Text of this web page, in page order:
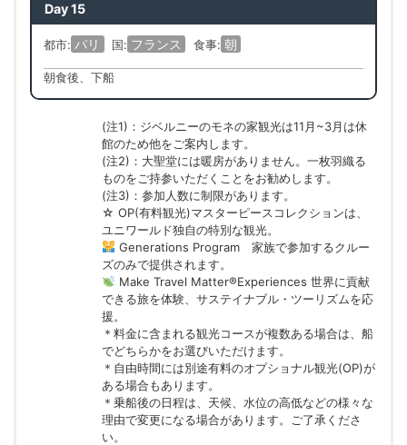
Day 15
都市: パリ 国: フランス 食事: 朝
朝食後、下船
(注1)：ジベルニーのモネの家観光は11月~3月は休
館のため他をご案内します。
(注2)：大聖堂には暖房がありません。一枚羽織る
ものをご持参いただくことをお勧めします。
(注3)：参加人数に制限があります。
☆ OP(有料観光)マスターピースコレクションは、
ユニワールド独自の特別な観光。
Generations Program 家族で参加するクルー
ズのみで提供されます。
Make Travel Matter®Experiences 世界に貢献
できる旅を体験、サステイナブル・ツーリズムを応
援。
＊料金に含まれる観光コースが複数ある場合は、船
でどちらかをお選びいただけます。
＊自由時間には別途有料のオプショナル観光(OP)が
ある場合もあります。
＊乗船後の日程は、天候、水位の高低などの様々な
理由で変更になる場合があります。ご了承くださ
い。